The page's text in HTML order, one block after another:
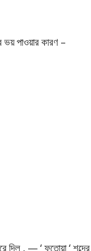
ভয় পাওয়ার কারণ –
দিল , — ‘ ফতোয়া ‘